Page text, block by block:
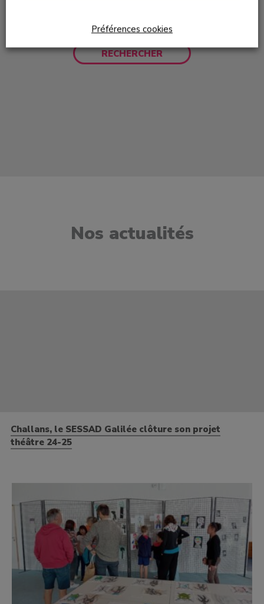
Nos actualités
Challans, le SESSAD Galilée clôture son projet
théâtre 24-25
Préférences cookies